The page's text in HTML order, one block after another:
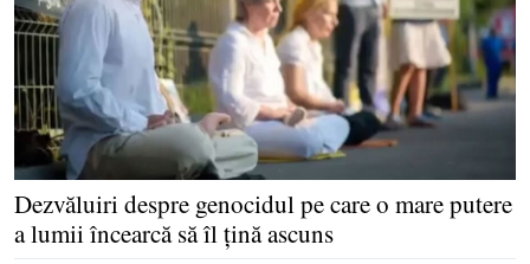
Dezvăluiri despre genocidul pe care o mare putere
a lumii încearcă să îl ţină ascuns